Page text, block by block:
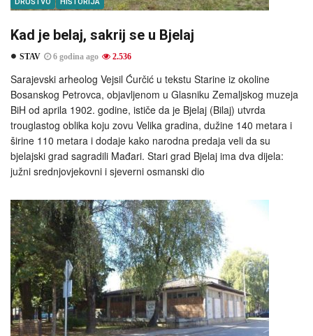
Kad je belaj, sakrij se u Bjelaj
STAV 6 godina ago 2.536
Sarajevski arheolog Vejsil Ćurčić u tekstu Starine iz okoline
Bosanskog Petrovca, objavljenom u Glasniku Zemaljskog muzeja
BiH od aprila 1902. godine, ističe da je Bjelaj (Bilaj) utvrda
trouglastog oblika koju zovu Velika gradina, dužine 140 metara i
širine 110 metara i dodaje kako narodna predaja veli da su
bjelajski grad sagradili Mađari. Stari grad Bjelaj ima dva dijela:
južni srednjovjekovni i sjeverni osmanski dio